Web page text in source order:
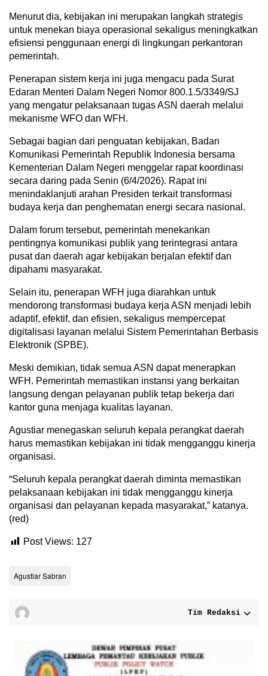
Menurut dia, kebijakan ini merupakan langkah strategis
untuk menekan biaya operasional sekaligus meningkatkan
efisiensi penggunaan energi di lingkungan perkantoran
pemerintah.
Penerapan sistem kerja ini juga mengacu pada Surat
Edaran Menteri Dalam Negeri Nomor 800.1.5/3349/SJ
yang mengatur pelaksanaan tugas ASN daerah melalui
mekanisme WFO dan WFH.
Sebagai bagian dari penguatan kebijakan, Badan
Komunikasi Pemerintah Republik Indonesia bersama
Kementerian Dalam Negeri menggelar rapat koordinasi
secara daring pada Senin (6/4/2026). Rapat ini
menindaklanjuti arahan Presiden terkait transformasi
budaya kerja dan penghematan energi secara nasional.
Dalam forum tersebut, pemerintah menekankan
pentingnya komunikasi publik yang terintegrasi antara
pusat dan daerah agar kebijakan berjalan efektif dan
dipahami masyarakat.
Selain itu, penerapan WFH juga diarahkan untuk
mendorong transformasi budaya kerja ASN menjadi lebih
adaptif, efektif, dan efisien, sekaligus mempercepat
digitalisasi layanan melalui Sistem Pemerintahan Berbasis
Elektronik (SPBE).
Meski demikian, tidak semua ASN dapat menerapkan
WFH. Pemerintah memastikan instansi yang berkaitan
langsung dengan pelayanan publik tetap bekerja dari
kantor guna menjaga kualitas layanan.
Agustiar menegaskan seluruh kepala perangkat daerah
harus memastikan kebijakan ini tidak mengganggu kinerja
organisasi.
“Seluruh kepala perangkat daerah diminta memastikan
pelaksanaan kebijakan ini tidak mengganggu kinerja
organisasi dan pelayanan kepada masyarakat,” katanya.
(red)
Post Views: 127
Agustiar Sabran
Tim Redaksi